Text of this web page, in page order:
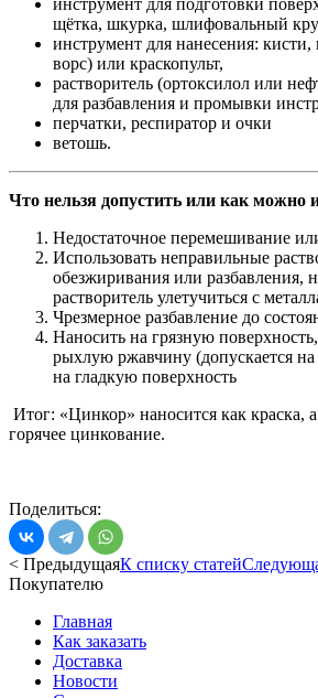
щётка, шкурка, шлифовальный
инструмент для нанесения:
ворс) или краскопульт,
растворитель (ортоксилол или
для разбавления и промывки
перчатки, респиратор и очки
ветошь.
Что нельзя допустить или как можно
Недостаточное перемешивание
Использовать неправильные
обезжиривания или разбавления,
растворитель улетучиться с
Чрезмерное разбавление до
Наносить на грязную
рыхлую ржавчину (допускается
на гладкую поверхность
Итог: «Цинкор» наносится как краска,
горячее цинкование.
Поделиться:
< ПредыдущаяК списку статей
Покупателю
Главная
Как заказать
Доставка
Новости